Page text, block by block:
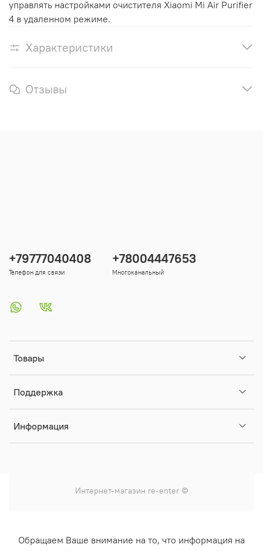
управлять настройками очистителя Xiaomi Mi Air Purifier
4 в удаленном режиме.
Характеристики
Отзывы
Товары
Поддержка
Информация
+79777040408
Телефон для связи
+78004447653
Многоканальный
Интернет-магазин re-enter ©
Обращаем Ваше внимание на то, что информация на